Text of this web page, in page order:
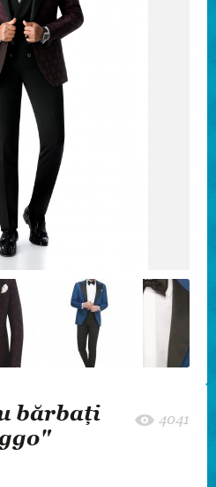
bărbați
4041